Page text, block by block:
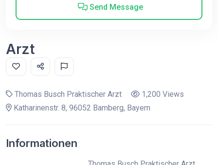
Send Message
Arzt
Thomas Busch Praktischer Arzt
1,200 Views
Katharinenstr. 8, 96052 Bamberg, Bayern
Informationen